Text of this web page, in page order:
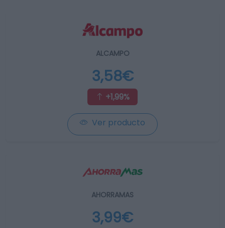
ALCAMPO
3,58€
+1,99%
Ver producto
AHORRAMAS
3,99€